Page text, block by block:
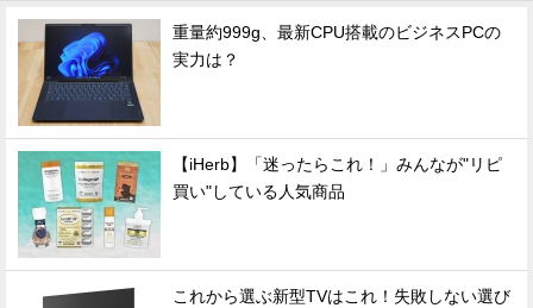
重量約999g、最新CPU搭載のビジネスPCの
実力は？
【iHerb】「迷ったらこれ！」みんなが"リピ
買い"している人気商品
これから選ぶ新型TVはこれ！失敗しない選び